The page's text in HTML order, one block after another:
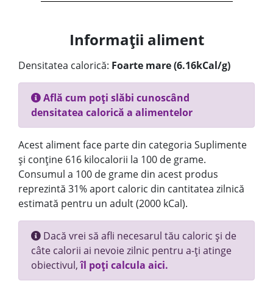
Informații aliment
Densitatea calorică: Foarte mare (6.16kCal/g)
Află cum poți slăbi cunoscând
densitatea calorică a alimentelor
Acest aliment face parte din categoria Suplimente
și conține 616 kilocalorii la 100 de grame.
Consumul a 100 de grame din acest produs
reprezintă 31% aport caloric din cantitatea zilnică
estimată pentru un adult (2000 kCal).
Dacă vrei să afli necesarul tău caloric și de
câte calorii ai nevoie zilnic pentru a-ți atinge
obiectivul,îl poți calcula aici.